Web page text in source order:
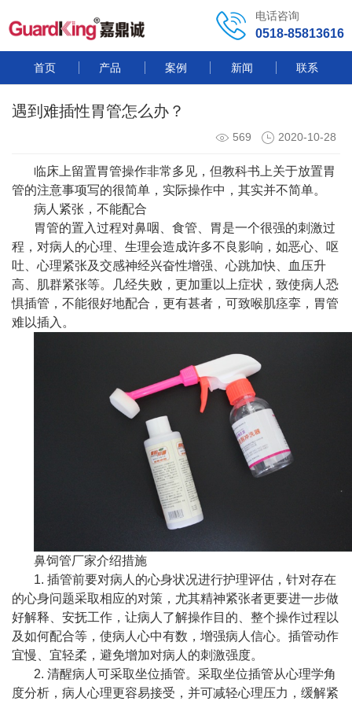
电话咨询
0518-85813616
首页 产品 案例 新闻 联系
遇到难插性胃管怎么办？
569 2020-10-28
临床上留置胃管操作非常多见，但教科书上关于放置胃
管的注意事项写的很简单，实际操作中，其实并不简单。
病人紧张，不能配合
胃管的置入过程对鼻咽、食管、胃是一个很强的刺激过
程，对病人的心理、生理会造成许多不良影响，如恶心、呕
吐、心理紧张及交感神经兴奋性增强、心跳加快、血压升
高、肌群紧张等。几经失败，更加重以上症状，致使病人恐
惧插管，不能很好地配合，更有甚者，可致喉肌痉挛，胃管
难以插入。
鼻饲管厂家介绍措施
1. 插管前要对病人的心身状况进行护理评估，针对存在
的心身问题采取相应的对策，尤其精神紧张者更要进一步做
好解释、安抚工作，让病人了解操作目的、整个操作过程以
及如何配合等，使病人心中有数，增强病人信心。插管动作
宜慢、宜轻柔，避免增加对病人的刺激强度。
2. 清醒病人可采取坐位插管。采取坐位插管从心理学角
度分析，病人心理更容易接受，并可减轻心理压力，缓解紧